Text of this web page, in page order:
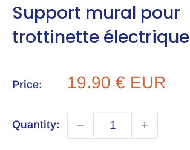
Support mural pour
trottinette électrique
Price:
Sale
19.90 € EUR
Quantity: